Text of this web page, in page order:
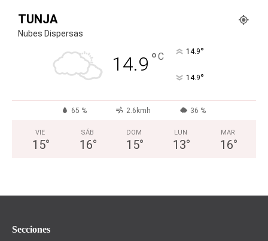
TUNJA
Nubes Dispersas
14.9 °C 14.9°
14.9°
65 % 2.6kmh 36 %
VIE
15°
SÁB
16°
DOM
15°
LUN
13°
MAR
16°
Secciones